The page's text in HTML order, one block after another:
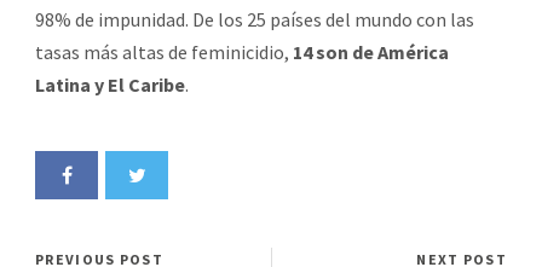
98% de impunidad. De los 25 países del mundo con las
tasas más altas de feminicidio, 14 son de América
Latina y El Caribe.
PREVIOUS POST NEXT POST